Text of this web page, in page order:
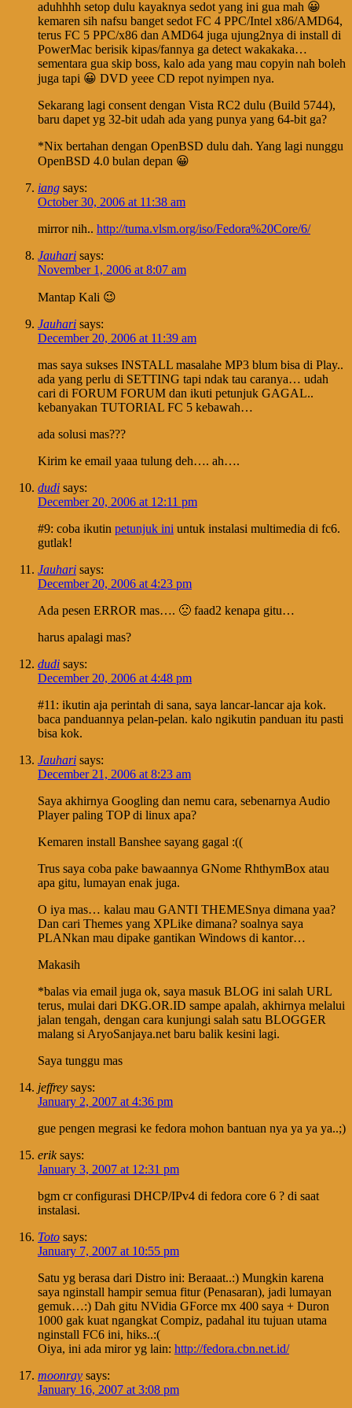
aduhhhh setop dulu kayaknya sedot yang ini gua mah 😀
kemaren sih nafsu banget sedot FC 4 PPC/Intel x86/AMD64,
terus FC 5 PPC/x86 dan AMD64 juga ujung2nya di install di
PowerMac berisik kipas/fannya ga detect wakakaka…
sementara gua skip boss, kalo ada yang mau copyin nah boleh
juga tapi 😀 DVD yeee CD repot nyimpen nya.
Sekarang lagi consent dengan Vista RC2 dulu (Build 5744),
baru dapet yg 32-bit udah ada yang punya yang 64-bit ga?
*Nix bertahan dengan OpenBSD dulu dah. Yang lagi nunggu
OpenBSD 4.0 bulan depan 😀
iang says:
October 30, 2006 at 11:38 am
mirror nih.. http://tuma.vlsm.org/iso/Fedora%20Core/6/
Jauhari says:
November 1, 2006 at 8:07 am
Mantap Kali 😉
Jauhari says:
December 20, 2006 at 11:39 am
mas saya sukses INSTALL masalahe MP3 blum bisa di Play..
ada yang perlu di SETTING tapi ndak tau caranya… udah
cari di FORUM FORUM dan ikuti petunjuk GAGAL..
kebanyakan TUTORIAL FC 5 kebawah…
ada solusi mas???
Kirim ke email yaaa tulung deh…. ah….
dudi says:
December 20, 2006 at 12:11 pm
#9: coba ikutin petunjuk ini untuk instalasi multimedia di fc6.
gutlak!
Jauhari says:
December 20, 2006 at 4:23 pm
Ada pesen ERROR mas…. 🙁 faad2 kenapa gitu…
harus apalagi mas?
dudi says:
December 20, 2006 at 4:48 pm
#11: ikutin aja perintah di sana, saya lancar-lancar aja kok.
baca panduannya pelan-pelan. kalo ngikutin panduan itu pasti
bisa kok.
Jauhari says:
December 21, 2006 at 8:23 am
Saya akhirnya Googling dan nemu cara, sebenarnya Audio
Player paling TOP di linux apa?
Kemaren install Banshee sayang gagal :((
Trus saya coba pake bawaannya GNome RhthymBox atau
apa gitu, lumayan enak juga.
O iya mas… kalau mau GANTI THEMESnya dimana yaa?
Dan cari Themes yang XPLike dimana? soalnya saya
PLANkan mau dipake gantikan Windows di kantor…
Makasih
*balas via email juga ok, saya masuk BLOG ini salah URL
terus, mulai dari DKG.OR.ID sampe apalah, akhirnya melalui
jalan tengah, dengan cara kunjungi salah satu BLOGGER
malang si AryoSanjaya.net baru balik kesini lagi.
Saya tunggu mas
jeffrey says:
January 2, 2007 at 4:36 pm
gue pengen megrasi ke fedora mohon bantuan nya ya ya ya..;)
erik says:
January 3, 2007 at 12:31 pm
bgm cr configurasi DHCP/IPv4 di fedora core 6 ? di saat
instalasi.
Toto says:
January 7, 2007 at 10:55 pm
Satu yg berasa dari Distro ini: Beraaat..:) Mungkin karena
saya nginstall hampir semua fitur (Penasaran), jadi lumayan
gemuk…:) Dah gitu NVidia GForce mx 400 saya + Duron
1000 gak kuat ngangkat Compiz, padahal itu tujuan utama
nginstall FC6 ini, hiks..:(
Oiya, ini ada miror yg lain: http://fedora.cbn.net.id/
moonray says:
January 16, 2007 at 3:08 pm